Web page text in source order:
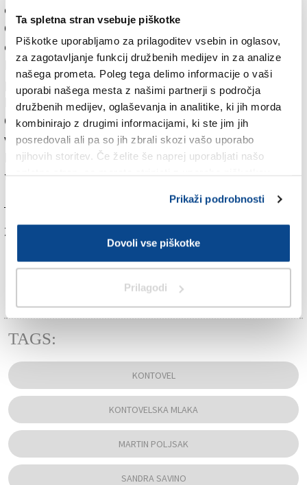
Ta spletna stran vsebuje piškotke
Piškotke uporabljamo za prilagoditev vsebin in oglasov,
za zagotavljanje funkcij družbenih medijev in za analize
našega prometa. Poleg tega delimo informacije o vaši
uporabi našega mesta z našimi partnerji s področja
družbenih medijev, oglaševanja in analitike, ki jih morda
kombinirajo z drugimi informacijami, ki ste jim jih
posredovali ali pa so jih zbrali skozi vašo uporabo
njihovih storitev. Če želite še naprej uporabljati našo
Prikaži podrobnosti
Dovoli vse piškotke
Prilagodi
odbornica Savino. Direktor podjetja Italspurghi
Gianfranco Cergol je povedal, da bodo blato črpali s
cevmi oziroma zajemali z velikimi bagri. Trdne delce
bodo ločili od vode in posušeno maso odpeljali na
posebno odlagališče v Veneto. Pri odmikanju blata
bodo pazili, da ne bodo poškodovali glinene plasti.
Očiščeno kotanjo bodo nato napolnili s čisto sladko
vodo iz bližnjega napajališča in vanjo vrnili avtohtone
kontovelske rastlinske in živalske vrste. Dela bodo
trajala mesec dni, približno do konca avgusta.
Več v jutrišnjem (sobotnem) Primorskem dnevniku
Za branje in pisanje komentarjev
TAGS:
KONTOVEL
KONTOVELSKA MLAKA
MARTIN POLJSAK
SANDRA SAVINO